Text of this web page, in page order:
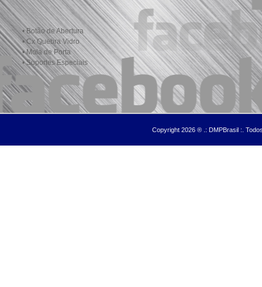
• Botão de Abertura
• Cx Quebra Vidro
• Mola de Porta
• Suportes Especiais
Copyright 2026 ® .: DMPBrasil :.